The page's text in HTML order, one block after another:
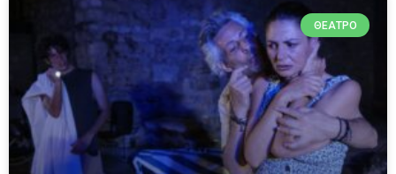
ΘΈΑΤΡΟ